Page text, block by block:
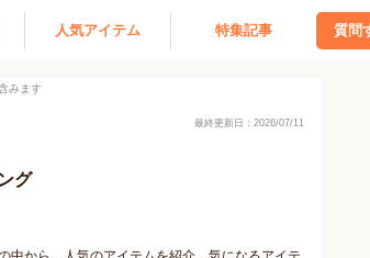
人気アイテム 特集記事 質問
みます
最終更新日：2026/07/11
グ